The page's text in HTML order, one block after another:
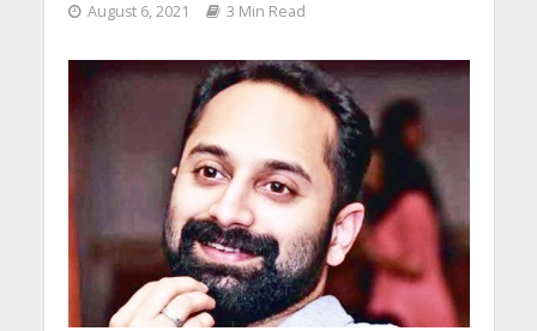
August 6, 2021 3 Min Read